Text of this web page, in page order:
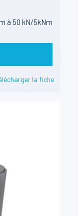
à 50 kN/5kNm
la fiche